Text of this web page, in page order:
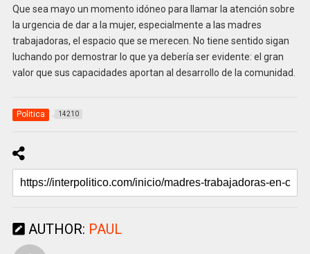
Que sea mayo un momento idóneo para llamar la atención sobre
la urgencia de dar a la mujer, especialmente a las madres
trabajadoras, el espacio que se merecen. No tiene sentido sigan
luchando por demostrar lo que ya debería ser evidente: el gran
valor que sus capacidades aportan al desarrollo de la comunidad.
Politica 14210
AUTHOR: PAUL